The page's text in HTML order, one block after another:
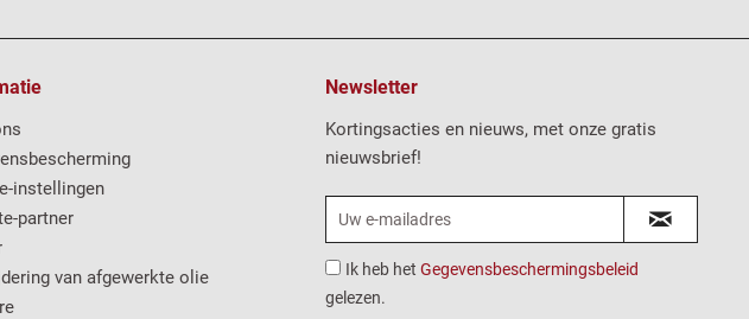
instellingen
partner
van afgewerkte olie
Newsletter
Kortingsacties en nieuws, met onze gratis
nieuwsbrief!
Ik heb het Gegevensbeschermingsbeleid
gelezen.